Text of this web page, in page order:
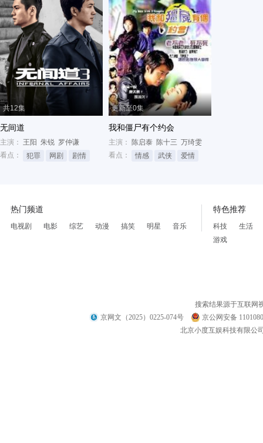
共12集
无间道
主演： 王阳 朱锐 罗仲谦
看点：
犯罪 网剧 剧情
更新至0集
我和僵尸有个约会
主演： 陈启泰 陈十三 万绮雯
看点：
情感 武侠 爱情
热门频道
电视剧 电影 综艺 动漫 搞笑 明星 音乐
特色推荐
科技
生活
游戏
搜索结果源于互联网
京网文（2025）0225-074号
京公网安备
北京小度互娱科技有限公